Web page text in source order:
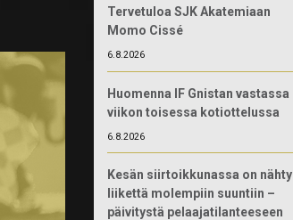
Tervetuloa SJK Akatemiaan
Momo Cissé
6.8.2026
Huomenna IF Gnistan vastassa
viikon toisessa kotiottelussa
6.8.2026
Kesän siirtoikkunassa on nähty
liikettä molempiin suuntiin –
päivitystä pelaajatilanteeseen